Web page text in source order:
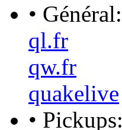
• Général:
ql.fr
qw.fr
quakelive
• Pickups: